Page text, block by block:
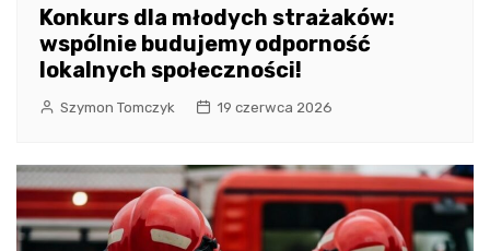
Konkurs dla młodych strażaków:
wspólnie budujemy odporność
lokalnych społeczności!
Szymon Tomczyk 19 czerwca 2026